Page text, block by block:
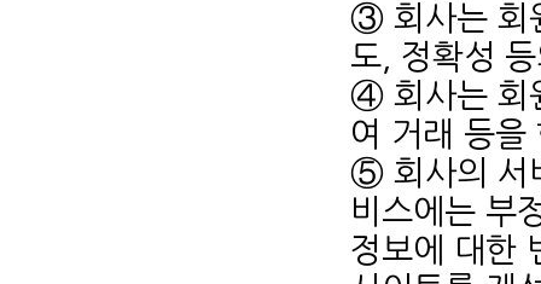
③ 회사는 회
도, 정확성
④ 회사는 회
여 거래 등을
⑤ 회사의 서
비스에는 부
정보에 대한